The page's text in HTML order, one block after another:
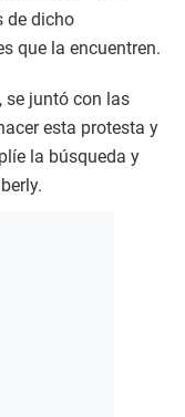
de dicho
que la encuentren.
se juntó con las
esta protesta y
la búsqueda y